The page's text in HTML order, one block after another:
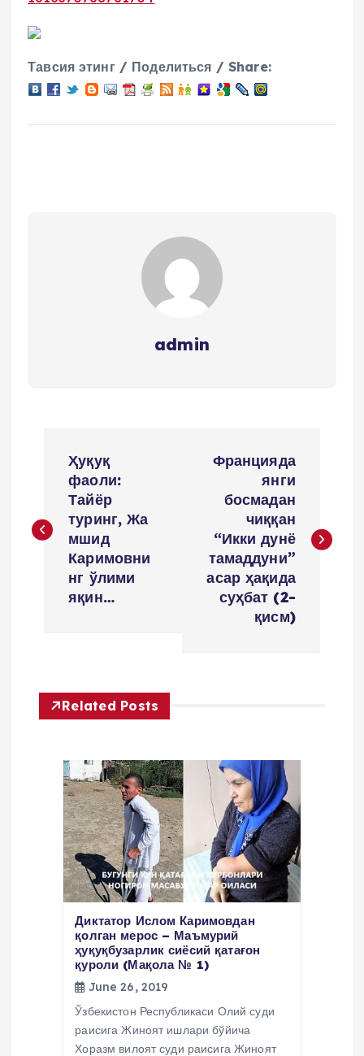
Тавсия этинг / Поделиться / Share:
admin
s
v
Ҳуқуқ
фаоли:
Тайёр
туринг, Жа
мшид
Каримовни
нг ўлими
яқин…
Францияда
янги
босмадан
чиққан
“Икки дунё
тамаддуни”
асар ҳақида
суҳбат (2-
қисм)
Related Posts
Диктатор Ислом Каримовдан
қолган мерос – Маъмурий
ҳуқуқбузарлик сиёсий қатағон
қуроли (Мақола № 1)
June 26, 2019
Ўзбекистон Республикаси Олий суди
раисига Жиноят ишлари бўйича
Хоразм вилоят суди раисига Жиноят